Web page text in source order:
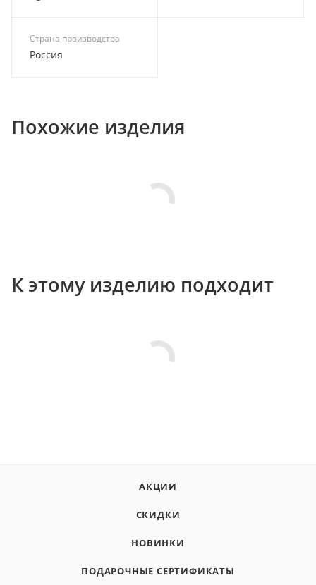
Страна производства
Россия
Похожие изделия
К этому изделию подходит
АКЦИИ
СКИДКИ
НОВИНКИ
ПОДАРОЧНЫЕ СЕРТИФИКАТЫ